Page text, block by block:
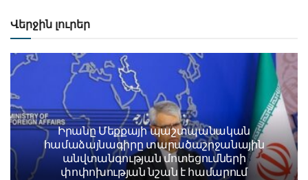
Վերջին լուրեր
Իրանը Մեքքայի պաշտպանական
համաձայնագիրը տարածաշրջանային
անվտանգության մոտեցումների
փոփոխության նշան է համարում